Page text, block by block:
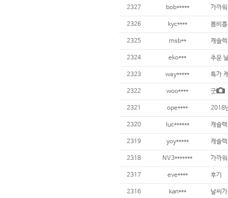
2327 bob***** 가까워
2326 kyc**** 봄비
2325 msb** 캐슬
2324 eko*** 추운
2323 way***** 특가
2322 woo**** 굿
2321 ope**** 2018
2320 luc****** 캐슬
2319 yoy***** 캐슬
2318 NV3******* 가까
2317 eve**** 후기
2316 kan***